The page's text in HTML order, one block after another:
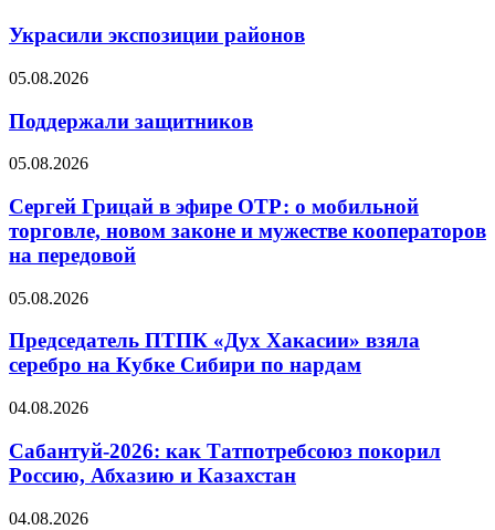
Украсили экспозиции районов
05.08.2026
Поддержали защитников
05.08.2026
Сергей Грицай в эфире ОТР: о мобильной
торговле, новом законе и мужестве кооператоров
на передовой
05.08.2026
Председатель ПТПК «Дух Хакасии» взяла
серебро на Кубке Сибири по нардам
04.08.2026
Сабантуй-2026: как Татпотребсоюз покорил
Россию, Абхазию и Казахстан
04.08.2026